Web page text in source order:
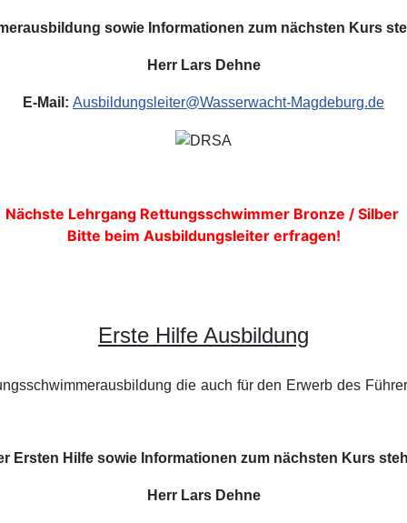
sowie Informationen zum nächsten Kurs
Herr Lars Dehne
E-Mail: Ausbildungsleiter@Wasserwacht-Magdeburg.de
Nächste Lehrgang Rettungsschwimmer Bronze / Silber
Bitte beim Ausbildungsleiter erfragen!
Erste Hilfe Ausbildung
die auch für den Erwerb des
Ersten Hilfe sowie Informationen zum nächsten Kurs
Herr Lars Dehne